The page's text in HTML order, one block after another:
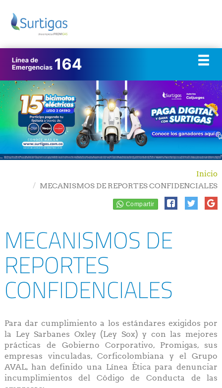
Inicio
MECANISMOS DE REPORTES CONFIDENCIALES
MECANISMOS DE
REPORTES
CONFIDENCIALES
Para dar cumplimiento a los estándares exigidos por
la Ley Sarbanes Oxley (Ley Sox) y con las mejores
prácticas de Gobierno Corporativo, Promigas, sus
empresas vinculadas, Corficolombiana y el Grupo
AVAL, han definido una Línea Ética para denunciar
incumplimientos del Código de Conducta de las